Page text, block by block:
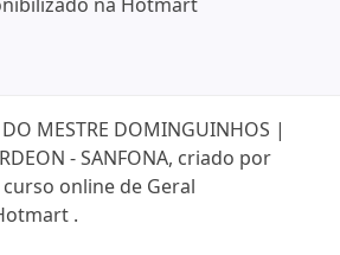
MESTRE DOMINGUINHOS |
- SANFONA, criado por
online de Geral
.